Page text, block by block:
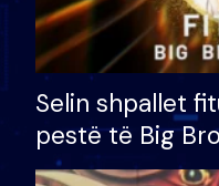
Selin shpallet
pestë të Big
çmimin e